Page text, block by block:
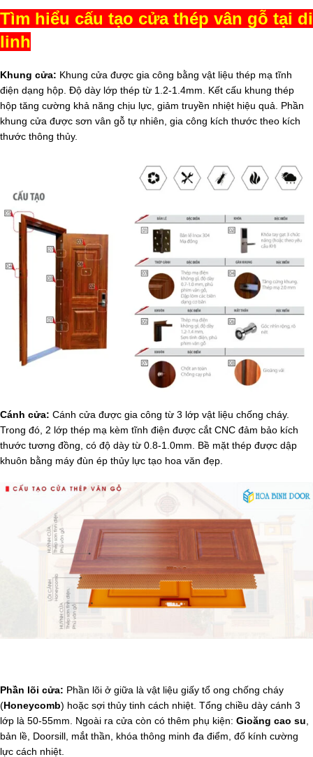
Tìm hiểu cấu tạo cửa thép vân gỗ tại di
linh
Khung cửa: Khung cửa được gia công bằng vật liệu thép mạ tĩnh
điện dạng hộp. Độ dày lớp thép từ 1.2-1.4mm. Kết cấu khung thép
hộp tăng cường khả năng chịu lực, giảm truyền nhiệt hiệu quả. Phần
khung cửa được sơn vân gỗ tự nhiên, gia công kích thước theo kích
thước thông thủy.
Cánh cửa: Cánh cửa được gia công từ 3 lớp vật liệu chống cháy.
Trong đó, 2 lớp thép mạ kèm tĩnh điện được cắt CNC đảm bảo kích
thước tương đồng, có độ dày từ 0.8-1.0mm. Bề mặt thép được dập
khuôn bằng máy đùn ép thủy lực tạo hoa văn đẹp.
Phần lõi cửa: Phần lõi ở giữa là vật liệu giấy tổ ong chống cháy
(Honeycomb) hoặc sợi thủy tinh cách nhiệt. Tổng chiều dày cánh 3
lớp là 50-55mm. Ngoài ra cửa còn có thêm phụ kiện: Gioăng cao su
bản lề, Doorsill, mắt thần, khóa thông minh đa điểm, đố kính cường
lực cách nhiệt.